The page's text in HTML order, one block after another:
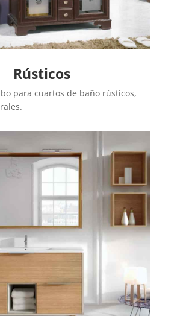
Rústicos
para cuartos de baño rústicos,